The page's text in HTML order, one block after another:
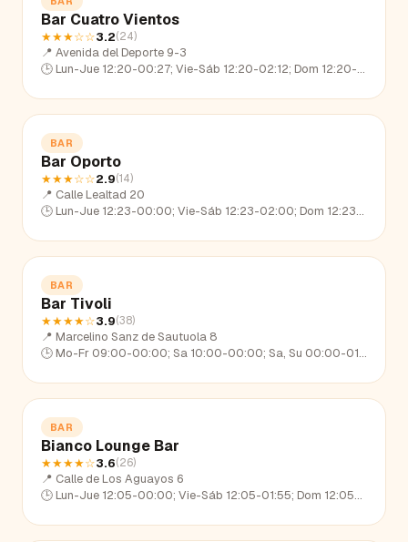
Bar Cuatro Vientos
★★★☆☆3.2(24)
📍 Avenida del Deporte 9-3
🕒 Lun-Jue 12:20-00:27; Vie-Sáb 12:20-02:12; Dom 12:20-23:09
BAR
Bar Oporto
★★★☆☆2.9(14)
📍 Calle Lealtad 20
🕒 Lun-Jue 12:23-00:00; Vie-Sáb 12:23-02:00; Dom 12:23-22:52
BAR
Bar Tivoli
★★★★☆3.9(38)
📍 Marcelino Sanz de Sautuola 8
🕒 Mo-Fr 09:00-00:00; Sa 10:00-00:00; Sa, Su 00:00-01:00
BAR
Bianco Lounge Bar
★★★★☆3.6(26)
📍 Calle de Los Aguayos 6
🕒 Lun-Jue 12:05-00:00; Vie-Sáb 12:05-01:55; Dom 12:05-23:12